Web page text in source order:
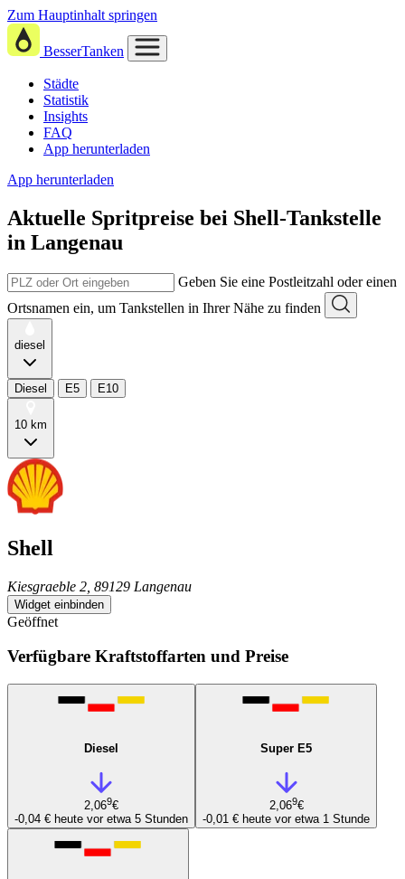
Zum Hauptinhalt springen
BesserTanken
Städte
Statistik
Insights
FAQ
App herunterladen
App herunterladen
Aktuelle Spritpreise bei Shell-Tankstelle
in Langenau
Geben Sie eine Postleitzahl oder einen
Ortsnamen ein, um Tankstellen in Ihrer Nähe zu finden
diesel
Diesel E5 E10
10 km
Shell
Kiesgraeble 2, 89129 Langenau
Widget einbinden
Geöffnet
Verfügbare Kraftstoffarten und Preise
Diesel
2,069€
-0,04 € heute vor etwa 5 Stunden
Super E5
2,069€
-0,01 € heute vor etwa 1 Stunde